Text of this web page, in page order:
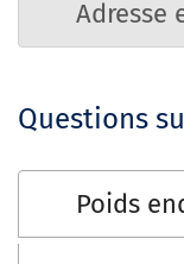
Adresse
Questions
Poids